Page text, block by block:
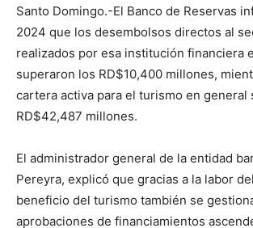
Santo Domingo.-El Banco de Reservas
2024 que los desembolsos directos al
realizados por esa institución financiera
superaron los RD$10,400 millones,
cartera activa para el turismo en general
RD$42,487 millones.
El administrador general de la entidad
Pereyra, explicó que gracias a la labor
beneficio del turismo también se
aprobaciones de financiamientos